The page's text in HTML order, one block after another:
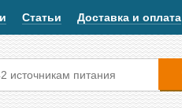
Статьи Доставка и оплата